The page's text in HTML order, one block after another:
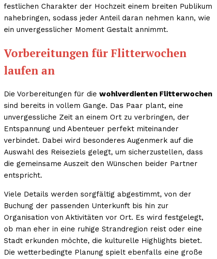
festlichen Charakter der Hochzeit einem breiten Publikum
nahebringen, sodass jeder Anteil daran nehmen kann, wie
ein unvergesslicher Moment Gestalt annimmt.
Vorbereitungen für Flitterwochen
laufen an
Die Vorbereitungen für die wohlverdienten Flitterwochen
sind bereits in vollem Gange. Das Paar plant, eine
unvergessliche Zeit an einem Ort zu verbringen, der
Entspannung und Abenteuer perfekt miteinander
verbindet. Dabei wird besonderes Augenmerk auf die
Auswahl des Reiseziels gelegt, um sicherzustellen, dass
die gemeinsame Auszeit den Wünschen beider Partner
entspricht.
Viele Details werden sorgfältig abgestimmt, von der
Buchung der passenden Unterkunft bis hin zur
Organisation von Aktivitäten vor Ort. Es wird festgelegt,
ob man eher in eine ruhige Strandregion reist oder eine
Stadt erkunden möchte, die kulturelle Highlights bietet.
Die wetterbedingte Planung spielt ebenfalls eine große